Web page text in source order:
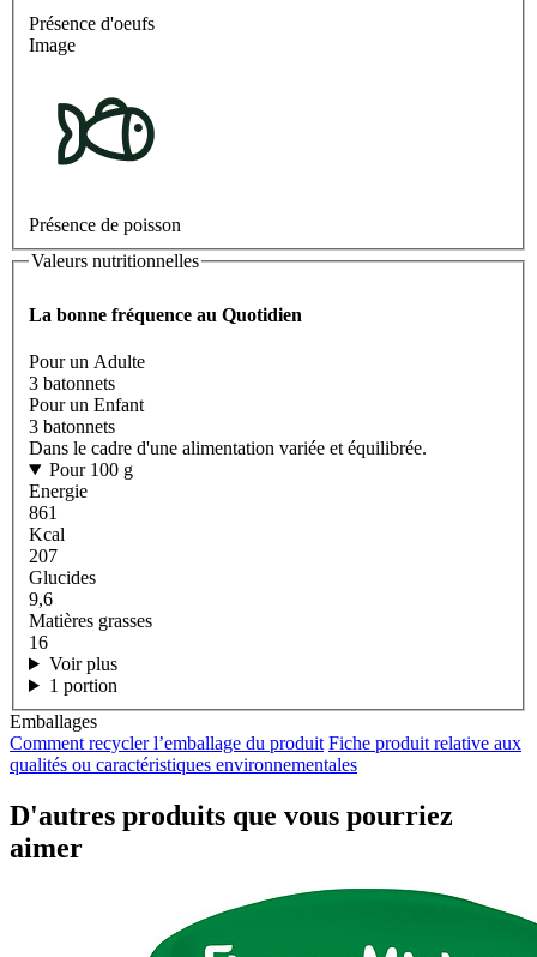
Présence d'oeufs
Image
Présence de poisson
Valeurs nutritionnelles
La bonne fréquence au Quotidien
Pour un Adulte
3 batonnets
Pour un Enfant
3 batonnets
Dans le cadre d'une alimentation variée et équilibrée.
Pour 100 g
Energie
861
Kcal
207
Glucides
9,6
Matières grasses
16
Voir plus
1 portion
Emballages
Comment recycler l’emballage du produit Fiche produit relative aux
qualités ou caractéristiques environnementales
D'autres produits que vous pourriez
aimer